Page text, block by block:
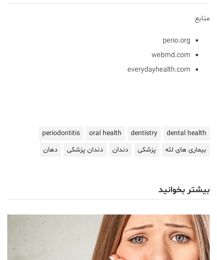
منابع
perio.org
webmd.com
everydayhealth.com
dental health
dentistry
oral health
periodontitis
بیماری های لثه
پزشکی دندان دندان پزشکی دهان
بیشتر بخوانید